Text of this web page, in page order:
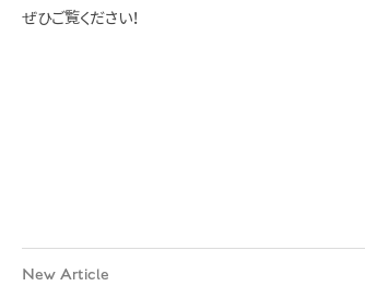
ぜひご覧ください！
New Article